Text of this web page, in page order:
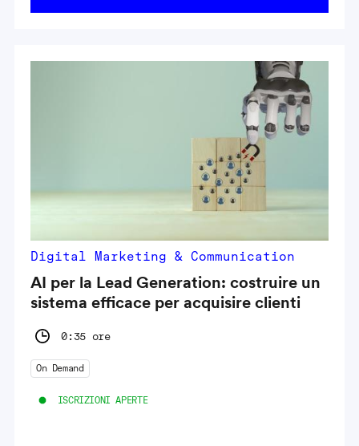
Digital Marketing & Communication
AI per la Lead Generation: costruire un
sistema efficace per acquisire clienti
0:35 ore
On Demand
ISCRIZIONI APERTE